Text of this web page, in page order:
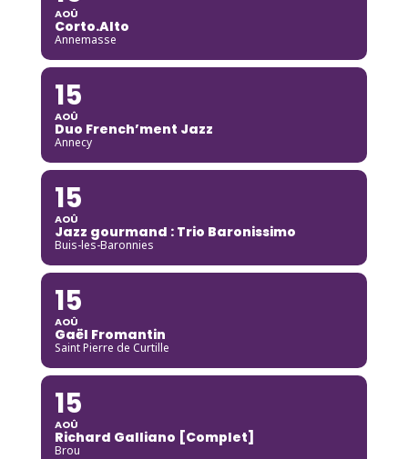
AOÛ
Corto.Alto
Annemasse
15
AOÛ
Duo French’ment Jazz
Annecy
15
AOÛ
Jazz gourmand : Trio Baronissimo
Buis-les-Baronnies
15
AOÛ
Gaël Fromantin
Saint Pierre de Curtille
15
AOÛ
Richard Galliano [Complet]
Brou